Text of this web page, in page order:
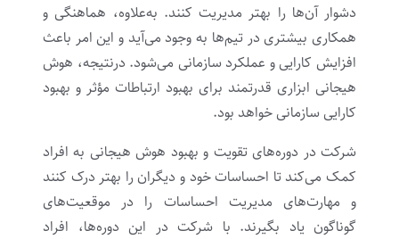
دشوار آن‌ها را بهتر مدیریت کنند. به‌علاوه، هماهنگی و
همکاری بیشتری در تیم‌ها به وجود می‌آید و این امر باعث
افزایش کارایی و عملکرد سازمانی می‌شود. درنتیجه، هوش
هیجانی ابزاری قدرتمند برای بهبود ارتباطات مؤثر و بهبود
کارایی سازمانی خواهد بود.
شرکت در دوره‌های تقویت و بهبود هوش هیجانی به افراد
کمک می‌کند تا احساسات خود و دیگران را بهتر درک کنند
و مهارت‌های مدیریت احساسات را در موقعیت‌های
گوناگون یاد بگیرند. با شرکت در این دوره‌ها، افراد